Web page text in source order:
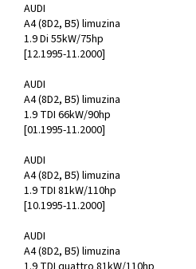
AUDI
A4 (8D2, B5) limuzina
1.9 Di 55kW/75hp
[12.1995-11.2000]
AUDI
A4 (8D2, B5) limuzina
1.9 TDI 66kW/90hp
[01.1995-11.2000]
AUDI
A4 (8D2, B5) limuzina
1.9 TDI 81kW/110hp
[10.1995-11.2000]
AUDI
A4 (8D2, B5) limuzina